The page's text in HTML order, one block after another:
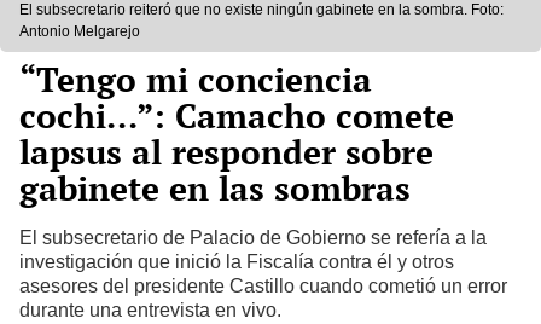
El subsecretario reiteró que no existe ningún gabinete en la sombra. Foto:
Antonio Melgarejo
“Tengo mi conciencia
cochi...”: Camacho comete
lapsus al responder sobre
gabinete en las sombras
El subsecretario de Palacio de Gobierno se refería a la
investigación que inició la Fiscalía contra él y otros
asesores del presidente Castillo cuando cometió un error
durante una entrevista en vivo.